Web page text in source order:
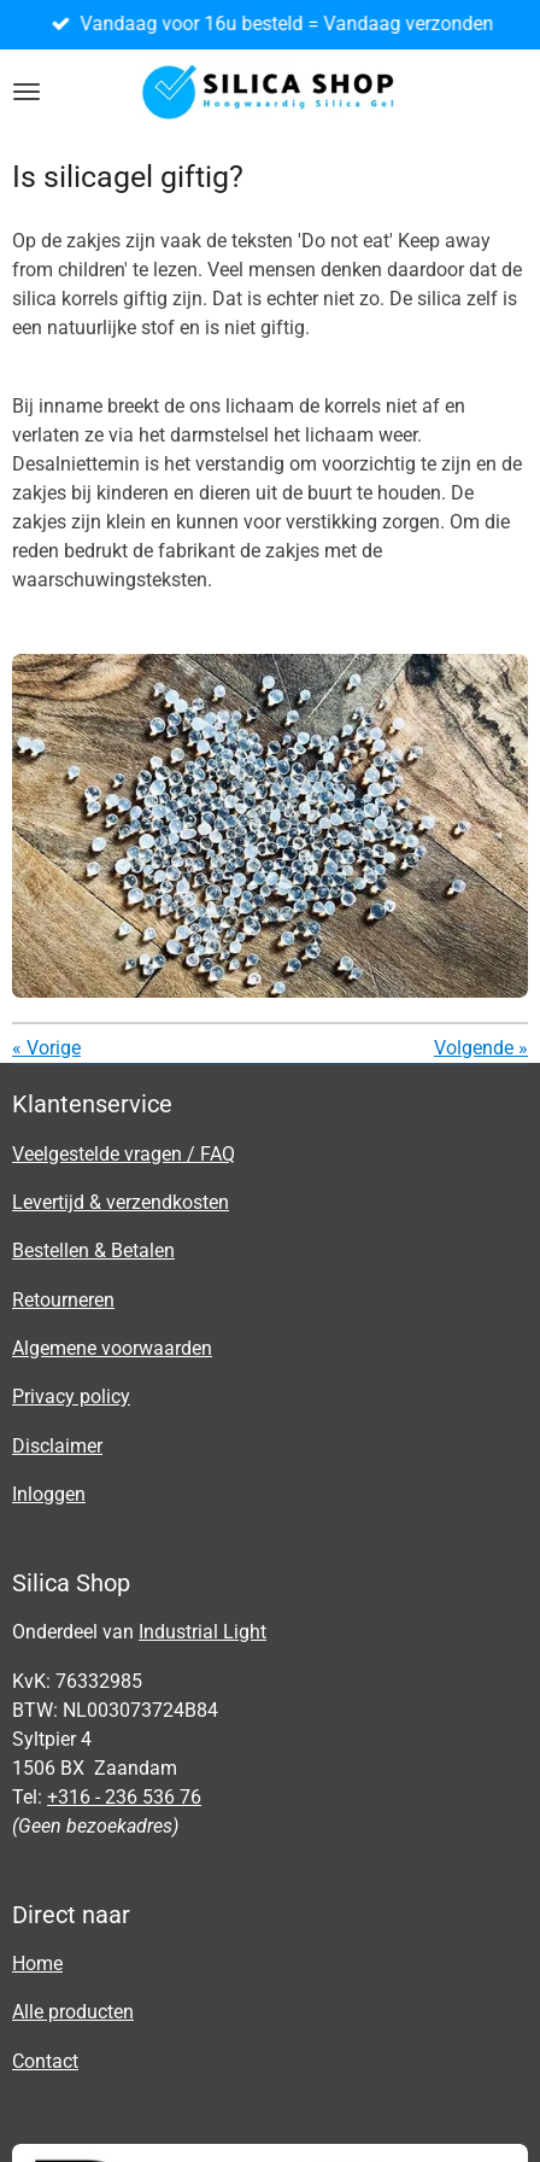
direct
naar
Vandaag voor 16u besteld = Vandaag verzonden
Is silicagel giftig?
Op de zakjes zijn vaak de teksten 'Do not eat' Keep away
from children' te lezen. Veel mensen denken daardoor dat de
silica korrels giftig zijn. Dat is echter niet zo. De silica zelf is
een natuurlijke stof en is niet giftig.
Bij inname breekt de ons lichaam de korrels niet af en
verlaten ze via het darmstelsel het lichaam weer.
Desalniettemin is het verstandig om voorzichtig te zijn en de
zakjes bij kinderen en dieren uit de buurt te houden. De
zakjes zijn klein en kunnen voor verstikking zorgen. Om die
reden bedrukt de fabrikant de zakjes met de
waarschuwingsteksten.
« Vorige Volgende »
Klantenservice
Veelgestelde vragen / FAQ
Levertijd & verzendkosten
Bestellen & Betalen
Retourneren
Algemene voorwaarden
Privacy policy
Disclaimer
Inloggen
Silica Shop
Onderdeel van Industrial Light
KvK: 76332985
BTW: NL003073724B84
Syltpier 4
1506 BX Zaandam
Tel: +316 - 236 536 76
(Geen bezoekadres)
Direct naar
Home
Alle producten
Contact